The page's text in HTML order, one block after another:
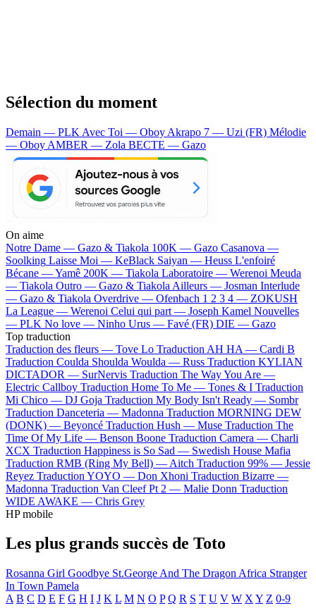
Sélection du moment
Demain — PLK Avec Toi — Oboy Akrapo 7 — Uzi (FR) Mélodie
— Oboy AMBER — Zola BECTE — Gazo
On aime
Notre Dame — Gazo & Tiakola 100K — Gazo Casanova —
Soolking Laisse Moi — KeBlack Saiyan — Heuss L'enfoiré
Bécane —Yamê 200K — Tiakola Laboratoire — Werenoi Meuda
— Tiakola Outro — Gazo & Tiakola Ailleurs — Josman Interlude
— Gazo & Tiakola Overdrive — Ofenbach 1 2 3 4 — ZOKUSH
La League — Werenoi Celui qui part — Joseph Kamel Nouvelles
— PLK No love — Ninho Urus — Favé (FR) DIE — Gazo
Top traduction
Traduction des fleurs — Tove Lo Traduction AH HA — Cardi B
Traduction Coulda Shoulda Woulda — Russ Traduction KYLIAN
DICTADOR — SurNervis Traduction The Way You Are —
Electric Callboy Traduction Home To Me — Tones & I Traduction
Mi Chico — DJ Goja Traduction My Body Isn't Ready — Sombr
Traduction Danceteria — Madonna Traduction MORNING DEW
(DONK) — Beyoncé Traduction Hush — Muse Traduction The
Time Of My Life — Benson Boone Traduction Camera — Charli
XCX Traduction Happiness is So Sad — Swedish House Mafia
Traduction RMB (Ring My Bell) — Aitch Traduction 99% — Jessie
Reyez Traduction YOYO — Don Xhoni Traduction Bizarre —
Madonna Traduction Van Cleef Pt 2 — Malie Donn Traduction
WIDE AWAKE — Chris Grey
HP mobile
Les plus grands succès de Toto
Rosanna Girl Goodbye St.George And The Dragon Africa Stranger
In Town Pamela
A B C D E F G H I J K L M N O P Q R S T U V W X Y Z 0-9